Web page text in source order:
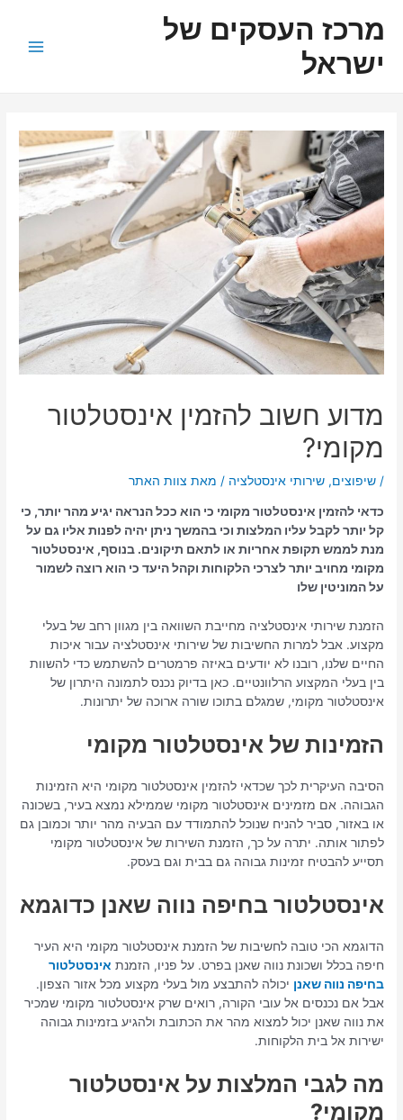
לתוכןמרכז העסקים של
ישראל
מדוע חשוב להזמין אינסטלטור
מקומי?
/שיפוצים,שירותי אינסטלציה / מאת צוות האתר
כדאי להזמין אינסטלטור מקומי כי הוא ככל הנראה יגיע מהר יותר, כי
קל יותר לקבל עליו המלצות וכי בהמשך ניתן יהיה לפנות אליו גם על
מנת לממש תקופת אחריות או לתאם תיקונים. בנוסף, אינסטלטור
מקומי מחויב יותר לצרכי הלקוחות וקהל היעד כי הוא רוצה לשמור
על המוניטין שלו
הזמנת שירותי אינסטלציה מחייבת השוואה בין מגוון רחב של בעלי
מקצוע. אבל למרות החשיבות של שירותי אינסטלציה עבור איכות
החיים שלנו, רובנו לא יודעים באיזה פרמטרים להשתמש כדי להשוות
בין בעלי המקצוע הרלוונטיים. כאן בדיוק נכנס לתמונה היתרון של
אינסטלטור מקומי, שמגלם בתוכו שורה ארוכה של יתרונות.
הזמינות של אינסטלטור מקומי
הסיבה העיקרית לכך שכדאי להזמין אינסטלטור מקומי היא הזמינות
הגבוהה. אם מזמינים אינסטלטור מקומי שממילא נמצא בעיר, בשכונה
או באזור, סביר להניח שנוכל להתמודד עם הבעיה מהר יותר וכמובן גם
לפתור אותה. יתרה על כך, הזמנת השירות של אינסטלטור מקומי
תסייע להבטיח זמינות גבוהה גם בבית וגם בעסק.
אינסטלטור בחיפה נווה שאנן כדוגמא
הדוגמא הכי טובה לחשיבות של הזמנת אינסטלטור מקומי היא העיר
חיפה בכלל ושכונת נווה שאנן בפרט. על פניו, הזמנת אינסטלטור
בחיפה נווה שאנן יכולה להתבצע מול בעלי מקצוע מכל אזור הצפון.
אבל אם נכנסים אל עובי הקורה, רואים שרק אינסטלטור מקומי שמכיר
את נווה שאנן יכול למצוא מהר את הכתובת ולהגיע בזמינות גבוהה
ישירות אל בית הלקוחות.
מה לגבי המלצות על אינסטלטור
מקומי?